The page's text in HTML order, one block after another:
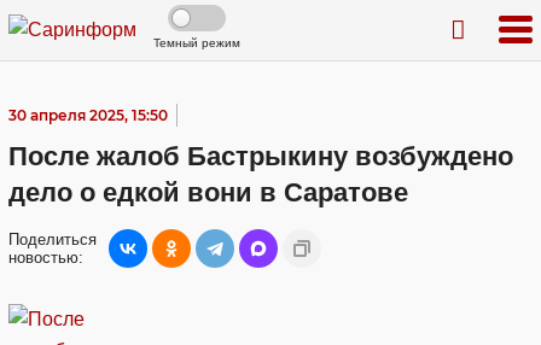
Темный режим
30 апреля 2025, 15:50
После жалоб Бастрыкину возбуждено
дело о едкой вони в Саратове
Поделиться
новостью: